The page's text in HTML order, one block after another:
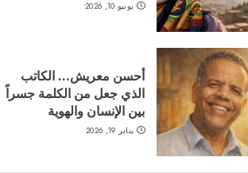
يونيو 10, 2026
أحسن معريش… الكاتب
الذي جعل من الكلمة جسراً
بين الإنسان والهوية
يناير 19, 2026